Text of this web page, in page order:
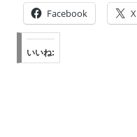
Facebook X
いいね: